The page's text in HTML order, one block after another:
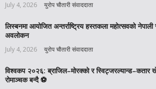
July 4, 2026 युरोप चौतारी संवाददाता
लिस्बनमा आयोजित अन्तर्राष्ट्रिय हस्तकला महोत्सवको नेपाली
अवलोकन
July 4, 2026 युरोप चौतारी संवाददाता
विश्वकप २०२६: ब्राजिल–मोरक्को र
रोमाञ्चक बन्दै ⚽️